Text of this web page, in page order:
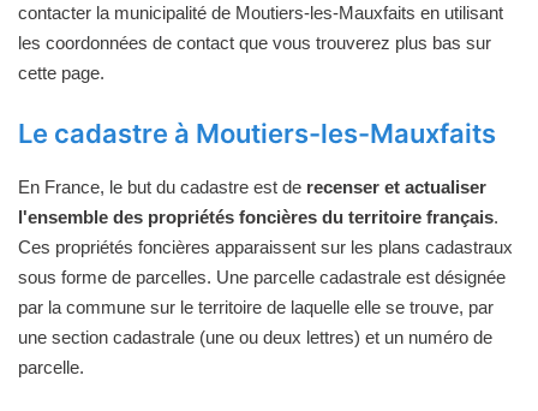
contacter la municipalité de Moutiers-les-Mauxfaits en utilisant
les coordonnées de contact que vous trouverez plus bas sur
cette page.
Le cadastre à Moutiers-les-Mauxfaits
En France, le but du cadastre est de recenser et actualiser
l'ensemble des propriétés foncières du territoire français.
Ces propriétés foncières apparaissent sur les plans cadastraux
sous forme de parcelles. Une parcelle cadastrale est désignée
par la commune sur le territoire de laquelle elle se trouve, par
une section cadastrale (une ou deux lettres) et un numéro de
parcelle.